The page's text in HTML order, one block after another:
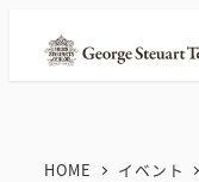
HOME イベント